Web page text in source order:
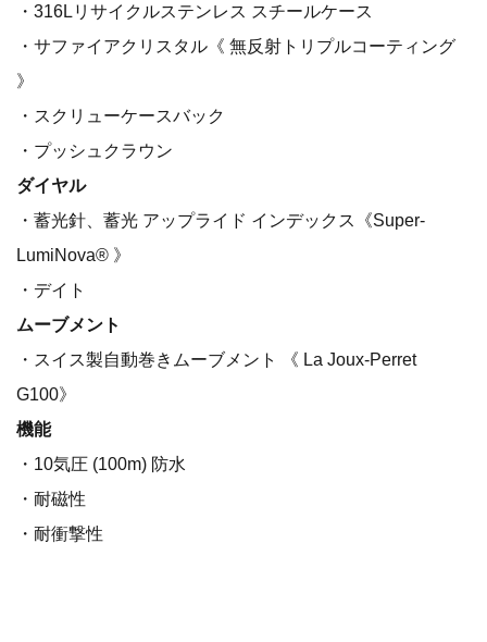
・316Lリサイクルステンレス スチールケース
・サファイアクリスタル《 無反射トリプルコーティング
》
・スクリューケースバック
・プッシュクラウン
ダイヤル
・蓄光針、蓄光 アップライド インデックス《Super-
LumiNova® 》
・デイト
ムーブメント
・スイス製自動巻きムーブメント 《 La Joux-Perret
G100》
機能
・10気圧 (100m) 防水
・耐磁性
・耐衝撃性